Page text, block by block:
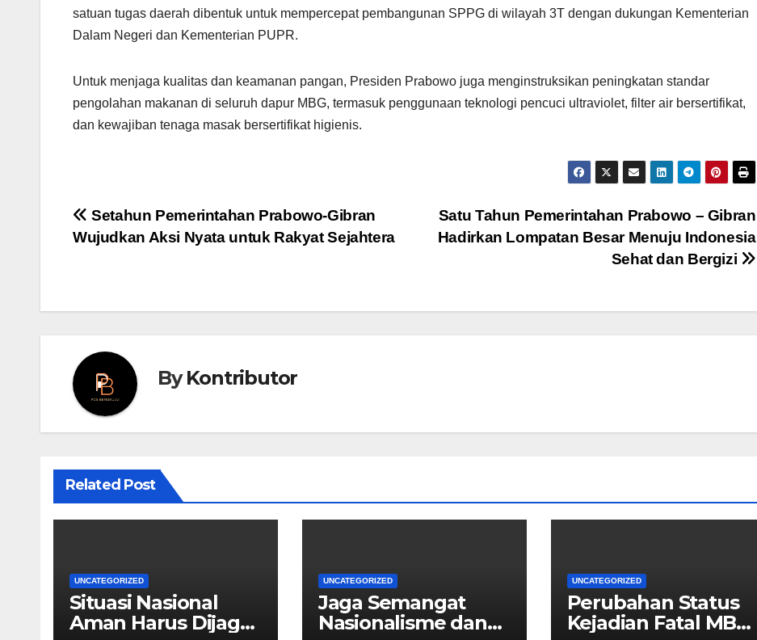
satuan tugas daerah dibentuk untuk mempercepat pembangunan SPPG di wilayah 3T dengan dukungan Kementerian
Dalam Negeri dan Kementerian PUPR.
Untuk menjaga kualitas dan keamanan pangan, Presiden Prabowo juga menginstruksikan peningkatan standar
pengolahan makanan di seluruh dapur MBG, termasuk penggunaan teknologi pencuci ultraviolet, filter air bersertifikat,
dan kewajiban tenaga masak bersertifikat higienis.
Post
navigation
Satu Tahun Pemerintahan Prabowo – Gibran
Hadirkan Lompatan Besar Menuju Indonesia
Sehat dan Bergizi
Setahun Pemerintahan Prabowo-Gibran
Wujudkan Aksi Nyata untuk Rakyat Sejahtera
ByKontributor
Related Post
UNCATEGORIZED
Situasi Nasional
Aman Harus Dijaga
UNCATEGORIZED
Jaga Semangat
Nasionalisme dan
UNCATEGORIZED
Perubahan Status
Kejadian Fatal MBG